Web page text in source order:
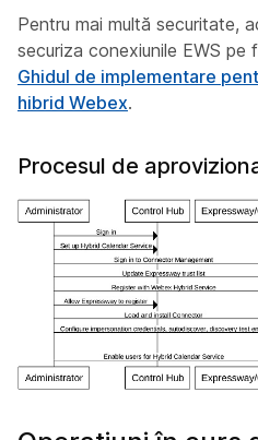
Pentru mai multă securitate,
securiza conexiunile EWS pe
Ghidul de implementare
hibrid Webex.
Procesul de